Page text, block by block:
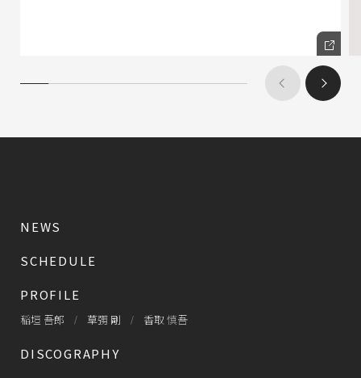
NEWS
SCHEDULE
PROFILE
稲垣 吾郎 草彅 剛 香取 慎吾
DISCOGRAPHY